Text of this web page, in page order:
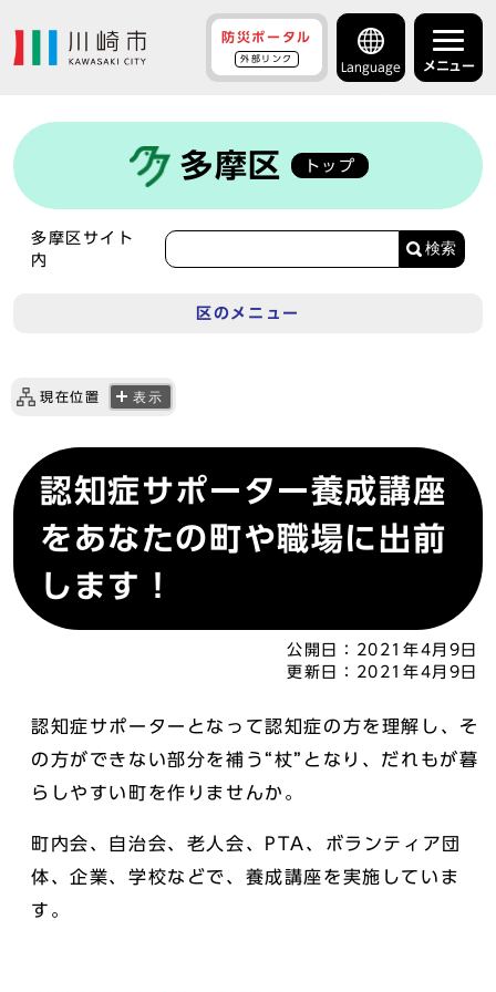
防災ポータル
外部リンク
Language メニュー
多摩区 トップ
多摩区サイト
内
検索
区のメニュー
現在位置 表示
認知症サポーター養成講座
をあなたの町や職場に出前
します！
公開日：
2021年4月9日
更新日：
2021年4月9日
認知症サポーターとなって認知症の方を理解し、そ
の方ができない部分を補う“杖”となり、だれもが暮
らしやすい町を作りませんか。
町内会、自治会、老人会、PTA、ボランティア団
体、企業、学校などで、養成講座を実施していま
す。